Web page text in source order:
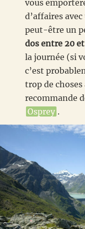
vous
d’affaires
peut-être un
dos entre 20
la journée (si
c’est
trop de choses
recommande
Osprey .